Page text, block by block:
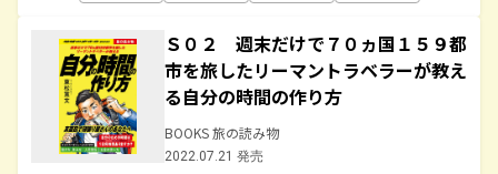
Ｓ０２ 週末だけで７０ヵ国１５９都
市を旅したリーマントラベラーが教え
る自分の時間の作り方
BOOKS 旅の読み物
2022.07.21 発売